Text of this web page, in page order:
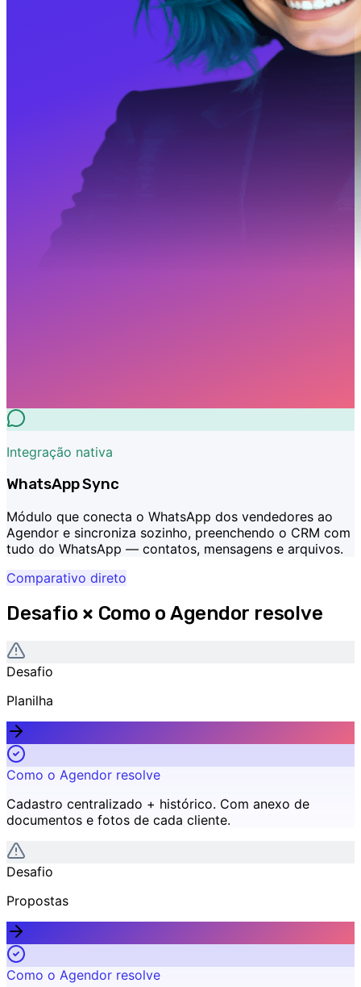
Integração nativa
WhatsApp Sync
Módulo que conecta o WhatsApp dos vendedores ao
Agendor e sincroniza sozinho, preenchendo o CRM com
tudo do WhatsApp — contatos, mensagens e arquivos.
Comparativo direto
Desafio × Como o Agendor resolve
Desafio
Planilha
Como o Agendor resolve
Cadastro centralizado + histórico. Com anexo de
documentos e fotos de cada cliente.
Desafio
Propostas
Como o Agendor resolve